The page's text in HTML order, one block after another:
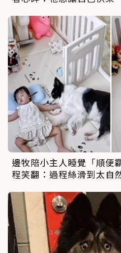
邊牧陪小主人睡覺「順便
程笑翻：過程絲滑到太自